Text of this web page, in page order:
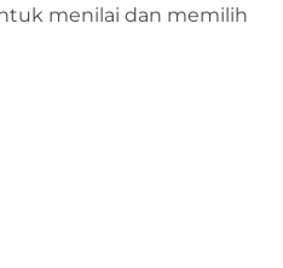
menilai dan memilih